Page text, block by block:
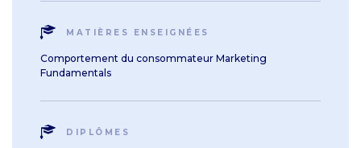
MATIÈRES ENSEIGNÉES
Comportement du consommateur Marketing
Fundamentals
DIPLÔMES